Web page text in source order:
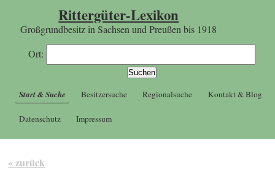
Rittergüter-Lexikon
Großgrundbesitz in Sachsen und Preußen bis 1918
Ort:
Start & Suche Besitzersuche Regionalsuche Kontakt & Blog
Datenschutz Impressum
« zurück